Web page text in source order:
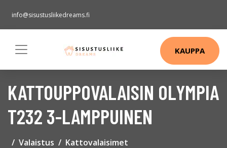
info@sisustusliikedreams.fi
KAUPPA
KATTOUPPOVALAISIN OLYMPIA
T232 3-LAMPPUINEN
Valaistus Kattovalaisimet